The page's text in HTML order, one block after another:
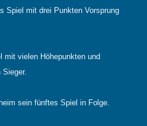
Spiel mit drei Punkten Vorsprung
mit vielen Höhepunkten und
sein fünftes Spiel in Folge.